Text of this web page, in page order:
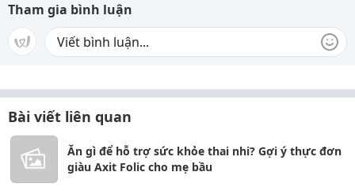
Tham gia bình luận
Bài viết liên quan
Ăn gì để hỗ trợ sức khỏe thai nhi? Gợi ý thực đơn
giàu Axit Folic cho mẹ bầu